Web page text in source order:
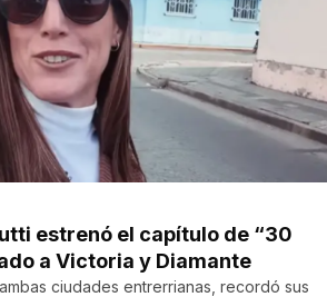
estrenó el capítulo de “30
a Victoria y Diamante
ciudades entrerrianas, recordó sus